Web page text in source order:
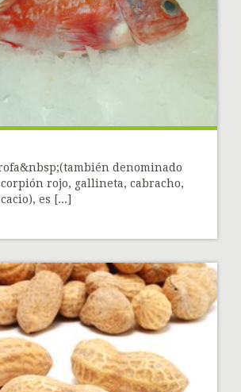
denominado
rojo, gallineta, cabracho,
es [...]